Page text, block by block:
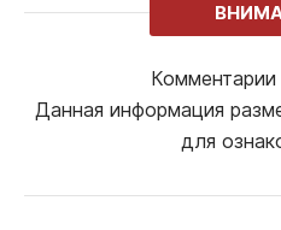
Данная информация
для